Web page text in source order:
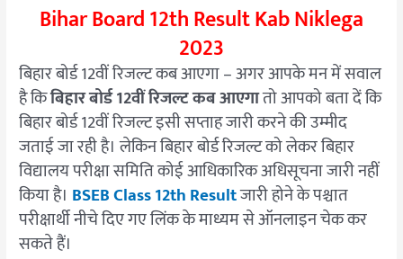
Bihar Board 12th Result Kab Niklega
2023
बिहार बोर्ड 12वीं रिजल्ट कब आएगा – अगर आपके मन में सवाल
है किबिहार बोर्ड 12वीं रिजल्ट कब आएगातो आपको बता दें कि
बिहार बोर्ड 12वीं रिजल्ट इसी सप्ताह जारी करने की उम्मीद
जताई जा रही है। लेकिन बिहार बोर्ड रिजल्ट को लेकर बिहार
विद्यालय परीक्षा समिति कोई आधिकारिक अधिसूचना जारी नहीं
किया है। BSEB Class 12th Resultजारी होने के पश्चात
परीक्षार्थी नीचे दिए गए लिंक के माध्यम से ऑनलाइन चेक कर
सकते हैं।